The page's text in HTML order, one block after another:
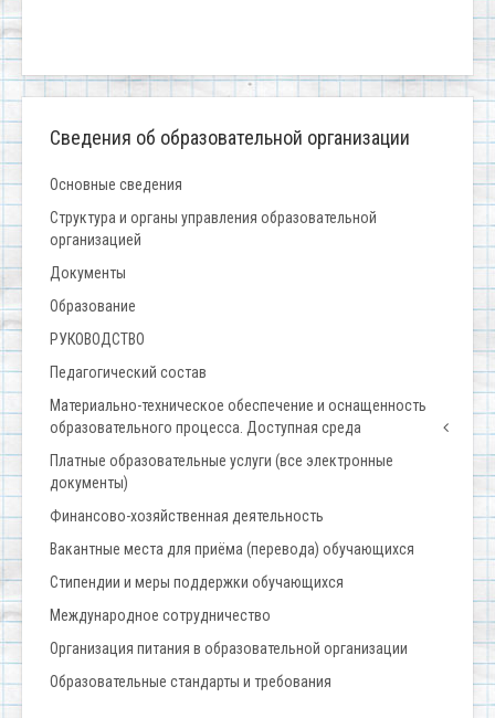
Сведения об образовательной организации
Основные сведения
Структура и органы управления образовательной
организацией
Документы
Образование
РУКОВОДСТВО
Педагогический состав
Материально-техническое обеспечение и оснащенность
образовательного процесса. Доступная среда
Платные образовательные услуги (все электронные
документы)
Финансово-хозяйственная деятельность
Вакантные места для приёма (перевода) обучающихся
Стипендии и меры поддержки обучающихся
Международное сотрудничество
Организация питания в образовательной организации
Образовательные стандарты и требования